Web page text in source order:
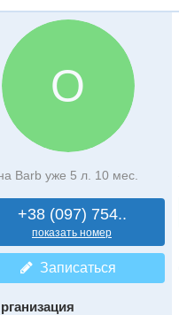
О
Barb уже 5 л. 10 мес.
+38 (097) 754..
показать номер
Записаться